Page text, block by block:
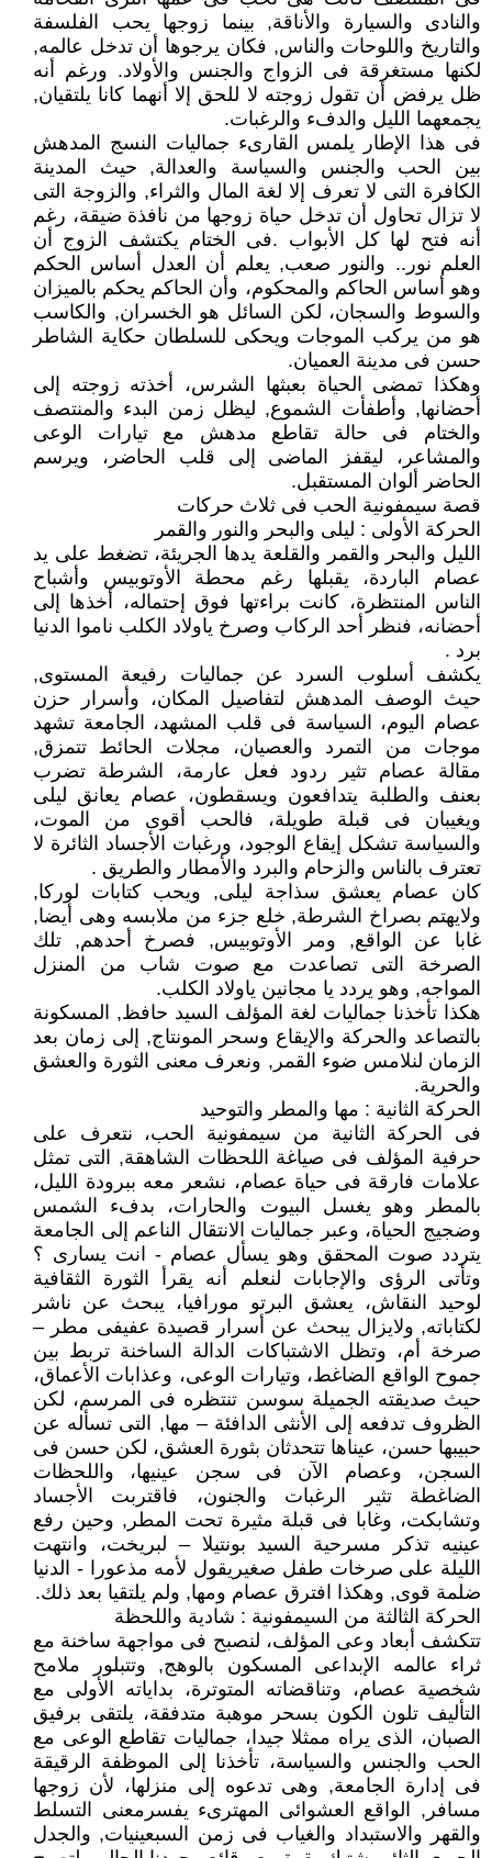
والنادى والسيارة والأناقة, بينما زوجها يحب الفلسفة
والتاريخ واللوحات والناس, فكان يرجوها أن تدخل عالمه,
لكنها مستغرقة فى الزواج والجنس والأولاد. ورغم أنه
ظل يرفض أن تقول زوجته لا للحق إلا أنهما كانا يلتقيان,
يجمعهما الليل والدفء والرغبات.
فى هذا الإطار يلمس القارىء جماليات النسج المدهش
بين الحب والجنس والسياسة والعدالة, حيث المدينة
الكافرة التى لا تعرف إلا لغة المال والثراء, والزوجة التى
لا تزال تحاول أن تدخل حياة زوجها من نافذة ضيقة، رغم
أنه فتح لها كل الأبواب .فى الختام يكتشف الزوج أن
العلم نور.. والنور صعب, يعلم أن العدل أساس الحكم
وهو أساس الحاكم والمحكوم، وأن الحاكم يحكم بالميزان
والسوط والسجان، لكن السائل هو الخسران, والكاسب
هو من يركب الموجات ويحكى للسلطان حكاية الشاطر
حسن فى مدينة العميان.
وهكذا تمضى الحياة بعبثها الشرس، أخذته زوجته إلى
أحضانها, وأطفأت الشموع, ليظل زمن البدء والمنتصف
والختام فى حالة تقاطع مدهش مع تيارات الوعى
والمشاعر، ليقفز الماضى إلى قلب الحاضر، ويرسم
الحاضر ألوان المستقبل.
قصة سيمفونية الحب فى ثلاث حركات
الحركة الأولى : ليلى والبحر والنور والقمر
الليل والبحر والقمر والقلعة يدها الجريئة، تضغط على يد
عصام الباردة، يقبلها رغم محطة الأوتوبيس وأشباح
الناس المنتظرة، كانت براءتها فوق إحتماله، أخذها إلى
أحضانه، فنظر أحد الركاب وصرخ ياولاد الكلب ناموا الدنيا
برد .
يكشف أسلوب السرد عن جماليات رفيعة المستوى,
حيث الوصف المدهش لتفاصيل المكان، وأسرار حزن
عصام اليوم، السياسة فى قلب المشهد، الجامعة تشهد
موجات من التمرد والعصيان، مجلات الحائط تتمزق,
مقالة عصام تثير ردود فعل عارمة، الشرطة تضرب
بعنف والطلبة يتدافعون ويسقطون، عصام يعانق ليلى
ويغيبان فى قبلة طويلة، فالحب أقوى من الموت،
والسياسة تشكل إيقاع الوجود، ورغبات الأجساد الثائرة لا
تعترف بالناس والزحام والبرد والأمطار والطريق .
كان عصام يعشق سذاجة ليلى, ويحب كتابات لوركا,
ولايهتم بصراخ الشرطة, خلع جزء من ملابسه وهى أيضا,
غابا عن الواقع, ومر الأوتوبيس, فصرخ أحدهم, تلك
الصرخة التى تصاعدت مع صوت شاب من المنزل
المواجه, وهو يردد يا مجانين ياولاد الكلب.
هكذا تأخذنا جماليات لغة المؤلف السيد حافظ, المسكونة
بالتصاعد والحركة والإيقاع وسحر المونتاج, إلى زمان بعد
الزمان لنلامس ضوء القمر, ونعرف معنى الثورة والعشق
والحرية.
الحركة الثانية : مها والمطر والتوحيد
فى الحركة الثانية من سيمفونية الحب، نتعرف على
حرفية المؤلف فى صياغة اللحظات الشاهقة, التى تمثل
علامات فارقة فى حياة عصام، نشعر معه ببرودة الليل،
بالمطر وهو يغسل البيوت والحارات، بدفء الشمس
وضجيج الحياة، وعبر جماليات الانتقال الناعم إلى الجامعة
يتردد صوت المحقق وهو يسأل عصام - انت يسارى ؟
وتأتى الرؤى والإجابات لنعلم أنه يقرأ الثورة الثقافية
لوحيد النقاش، يعشق البرتو مورافيا، يبحث عن ناشر
لكتاباته, ولايزال يبحث عن أسرار قصيدة عفيفى مطر –
صرخة أم، وتظل الاشتباكات الدالة الساخنة تربط بين
جموح الواقع الضاغط، وتيارات الوعى، وعذابات الأعماق،
حيث صديقته الجميلة سوسن تنتظره فى المرسم، لكن
الظروف تدفعه إلى الأنثى الدافئة – مها, التى تسأله عن
حبيبها حسن، عيناها تتحدثان بثورة العشق، لكن حسن فى
السجن، وعصام الآن فى سجن عينيها، واللحظات
الضاغطة تثير الرغبات والجنون، فاقتربت الأجساد
وتشابكت، وغابا فى قبلة مثيرة تحت المطر, وحين رفع
عينيه تذكر مسرحية السيد بونتيلا – لبريخت، وانتهت
الليلة على صرخات طفل صغيريقول لأمه مذعورا - الدنيا
ضلمة قوى, وهكذا افترق عصام ومها, ولم يلتقيا بعد ذلك.
الحركة الثالثة من السيمفونية : شادية واللحظة
تتكشف أبعاد وعى المؤلف، لنصبح فى مواجهة ساخنة مع
ثراء عالمه الإبداعى المسكون بالوهج, وتتبلور ملامح
شخصية عصام، وتناقضاته المتوترة، بداياته الأولى مع
التأليف تلون الكون بسحر موهبة متدفقة، يلتقى برفيق
الصبان، الذى يراه ممثلا جيدا، جماليات تقاطع الوعى مع
الحب والجنس والسياسة، تأخذنا إلى الموظفة الرقيقة
فى إدارة الجامعة, وهى تدعوه إلى منزلها، لأن زوجها
مسافر, الواقع العشوائى المهترىء يفسرمعنى التسلط
والقهر والاستبداد والغياب فى زمن السبعينيات, والجدل